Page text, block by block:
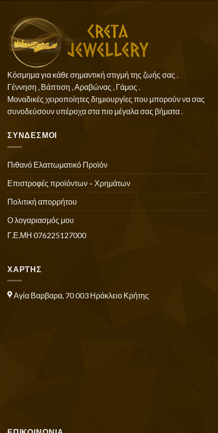
Κόσμημα για κάθε σημαντική στιγμή της ζωής σας .
Γέννηση , Βάπτιση , Αραβώνας , Γάμος .
Μοναδικές χειροποίητες δημιουργίες που μπορούν να σας
συνοδεύσουν υπέροχα στα πιο μέγαλα σας βήματα .
ΣΥΝΔΕΣΜΟΙ
Πιθανό Ελαττωματικό Προϊόν
Επιστροφές προϊόντων – Χρημάτων
Πολιτική απορρήτου
Ο λογαριασμός μου
Γ.Ε.ΜΗ 076225127000
ΧΑΡΤΗΣ
Αγία Βαρβαρα, 70 003 Ηράκλειο Κρήτης